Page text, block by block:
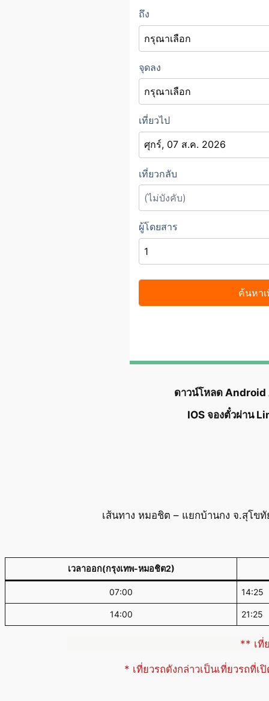
ดาวน์โหลด Android
IOS จองตั๋วผ่าน
เส้นทาง หมอชิต – แยกบ้านกง จ.สุโข
เวลาออก(กรุงเทพ-หมอชิต2)
07:00 14:25
14:00 21:25
** เที่
* เที่ยวรถดังกล่าวเป็นเที่ยวรถที่